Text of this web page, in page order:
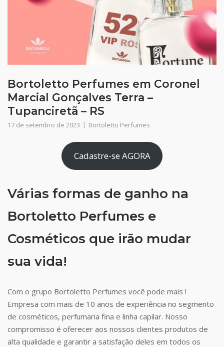
Bortoletto Perfumes em Coronel
Marcial Gonçalves Terra –
Tupanciretã – RS
17 de setembro de 2023 Bortoletto Perfumes
Cadastre-se AGORA
Várias formas de ganho na
Bortoletto Perfumes e
Cosméticos que irão mudar
sua vida!
Com o grupo Bortoletto Perfumes você pode mais !
Empresa com mais de 10 anos de experiência no segmento
de cosméticos, perfumaria fina e linha capilar. Nosso
compromisso é oferecer aos nossos clientes produtos de
alta qualidade e garantir a satisfação deles em todos os